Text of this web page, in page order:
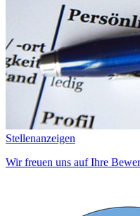
Stellenanzeigen
Wir freuen uns auf Ihre